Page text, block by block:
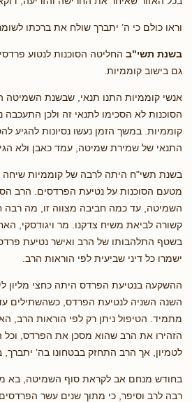
וראו כולם כי ה’ יתברך שולח את ברכתו
בשנת תשי"ב החליטה הסוכנות לנטוע
גם בישוב קוממיות.
אנשי קוממיות התנו תנאי, שבשנת השמיטה
הסוכנות לא הסכימו לתנאי זה ולכן
קוממיות. במשך הזמן נעשו נסיונות להגיע
התנאי של שמירת שמיטה, עמד כאבן ולא
בשנת תשי"ח היתה לרבה של קוממיות
מטעם הסוכנות על נטיעת הפרדסים. הרב
השמיטה, עד כמה חביבה מצווה זו, מה רבה
קשורה לביאת משיח צדקנו. מר ויגודסקי,
בשטף התלהבותו של הרב ואישר נטיעת
ישמרו כל דיני שביעית לפי הוראות הרב.
ההשקעה בנטיעת הפרדס היתה כחצי מליון
השנה השניה לנטיעת הפרדס, כשהשתילים
מתמיד. הטיפול ניתן רק לפי הוראות הרב,
הזהירו את הרב שהוא מסכן את הפרדס,
לטמיון, אך הרב התחזק בבטחונו בה’ יתברך,
בחודש מנחם אב לקראת סוף השמיטה, בא
רבה לרב וסיפר, כי מתוך שנים עשר